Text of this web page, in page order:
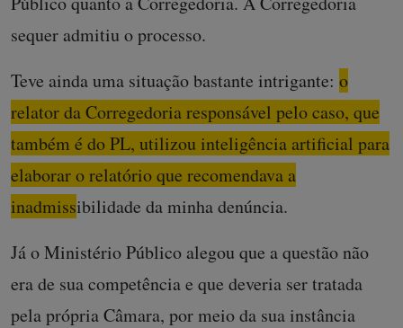
sequer admitiu o processo.
Teve ainda uma situação bastante intrigante: o
relator da Corregedoria responsável pelo caso, que
também é do PL, utilizou inteligência artificial para
elaborar o relatório que recomendava a
inadmissibilidade da minha denúncia.
Já o Ministério Público alegou que a questão não
era de sua competência e que deveria ser tratada
pela própria Câmara, por meio da sua instância